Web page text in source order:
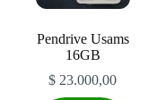
Pendrive Usams
16GB
$ 23.000,00